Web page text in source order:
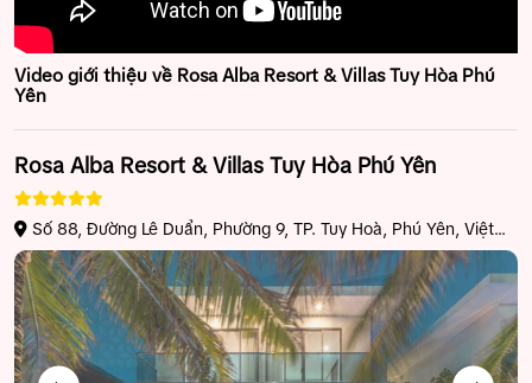
Video giới thiệu về Rosa Alba Resort & Villas Tuy Hòa Phú
Yên
Rosa Alba Resort & Villas Tuy Hòa Phú Yên
Số 88, Đường Lê Duẩn, Phường 9, TP. Tuy Hoà, Phú Yên, Việt
Nam